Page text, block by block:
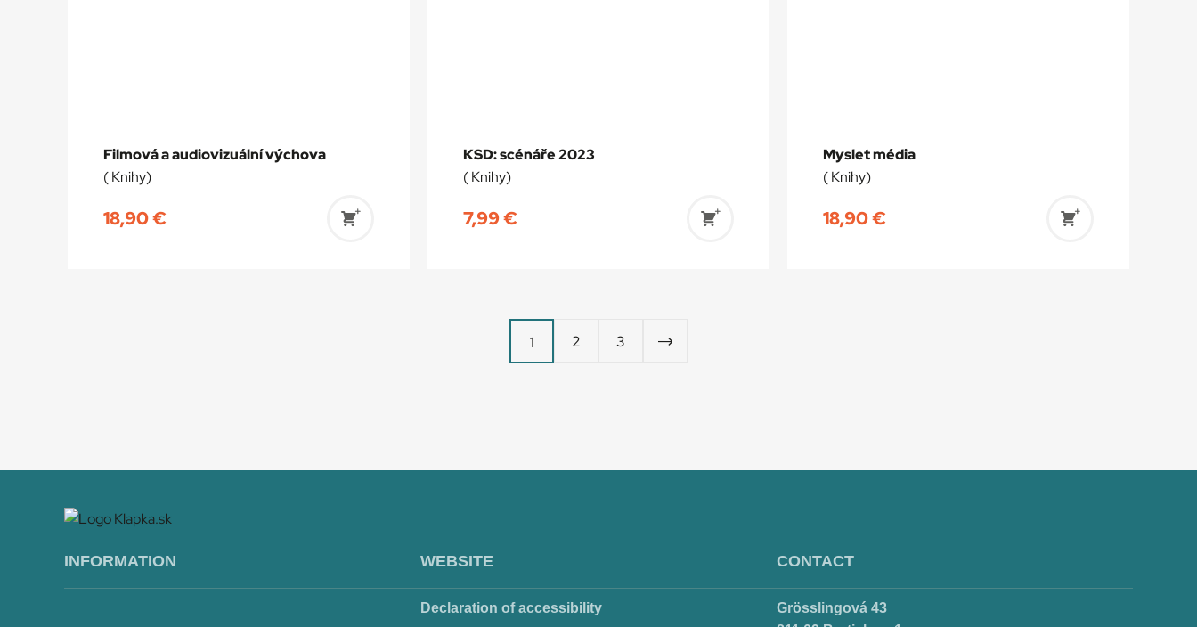
Filmová a audiovizuální výchova
( Knihy)
18,90€
Pridať
KSD: scénáře 2023
( Knihy)
7,99€
Pridať
Myslet média
( Knihy)
18,90€
Pridať
1 2 3
INFORMATION WEBSITE
Declaration of accessibility
CONTACT
Grösslingová 43